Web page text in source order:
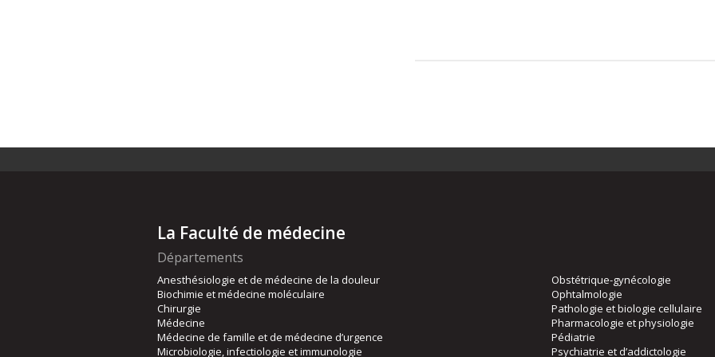
La Faculté de médecine
Départements
Anesthésiologie et de médecine de la douleur
Biochimie et médecine moléculaire
Chirurgie
Médecine
Médecine de famille et de médecine d’urgence
Microbiologie, infectiologie et immunologie
Obstétrique-gynécologie
Ophtalmologie
Pathologie et biologie cellulaire
Pharmacologie et physiologie
Pédiatrie
Psychiatrie et d’addictologie